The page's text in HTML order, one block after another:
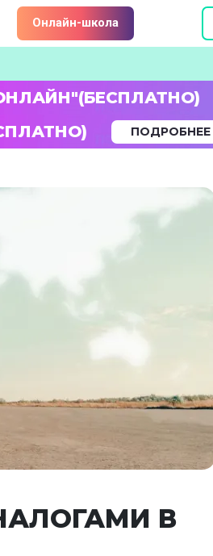
Онлайн-школа
ПОДРОБНЕЕ
В